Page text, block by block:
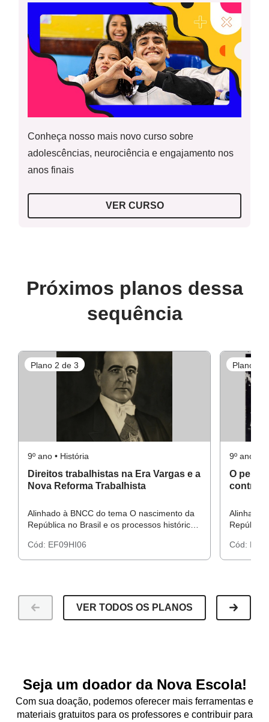
Problematização 4 - Trecho Texto A invenção do
Trabalhismo
cultural no Brasil, em diferentes escalas (nacional,
regional, cidade, comunidade).
Palavras-Chave:Trabalhismo; Era Vargas; Populismo.
Conheça nosso mais novo curso sobre
adolescências, neurociência e engajamento nos
anos finais
VER CURSO
Próximos planos dessa
sequência
Plano 2 de 3
9º ano • História
Direitos trabalhistas na Era Vargas e a
Nova Reforma Trabalhista
Alinhado à BNCC do tema O nascimento da
República no Brasil e os processos históricos
Cód: EF09HI06
Plano 3
9º ano •
O
Alinhado
Cód:
VER TODOS OS PLANOS
Seja um doador da Nova Escola!
Com sua doação, podemos oferecer mais ferramentas e
materiais gratuitos para os professores e contribuir para